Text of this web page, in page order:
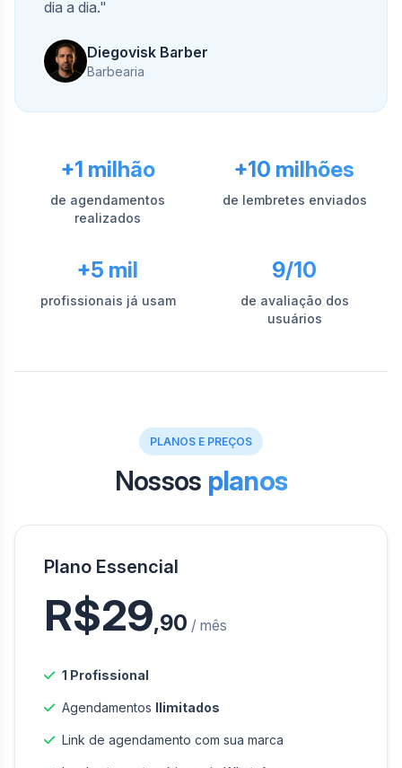
dia a dia."
Diegovisk Barber
Barbearia
+1 milhão
de agendamentos
realizados
+10 milhões
de lembretes enviados
+5 mil
profissionais já usam
9/10
de avaliação dos
usuários
PLANOS E PREÇOS
Nossos planos
Plano Essencial
R$29,90 / mês
1 Profissional
Agendamentos Ilimitados
Link de agendamento com sua marca